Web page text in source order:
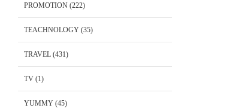
PROMOTION(222)
TEACHNOLOGY(35)
TRAVEL(431)
TV(1)
YUMMY(45)